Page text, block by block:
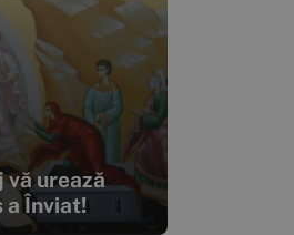
vă urează
a Înviat!